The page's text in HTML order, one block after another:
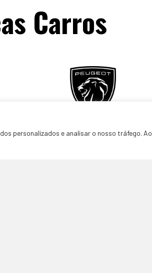
personalizados e analisar o nosso tráfego. Ao
Carros